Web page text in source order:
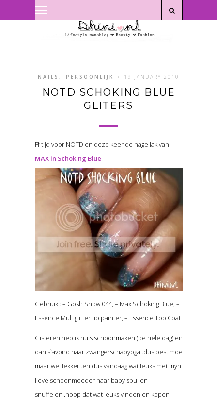
NAILS , PERSOONLIJK / 19 JANUARY 2010
NOTD SCHOKING BLUE
GLITERS
Ff tijd voor NOTD en deze keer de nagellak van
MAX in Schoking Blue.
Gebruik : – Gosh Snow 044, – Max Schoking Blue, –
Essence Multiglitter tip painter, – Essence Top Coat
Gisteren heb ik huis schoonmaken (de hele dag) en
dan s`avond naar zwangerschapyoga..dus best moe
maar wel lekker..en dus vandaag wat leuks met myn
lieve schoonmoeder naar baby spullen
snuffelen..hoop dat wat leuks vinden en kopen